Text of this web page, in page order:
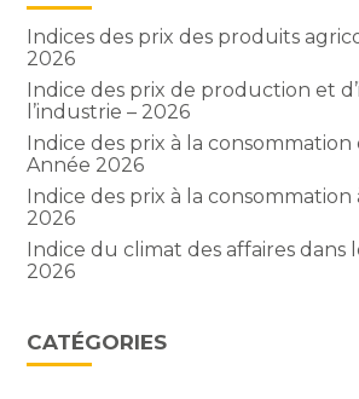
Indices des prix des produits
2026
Indice des prix de production et
l’industrie – 2026
Indice des prix à la
Année 2026
Indice des prix à la consommation
2026
Indice du climat des affaires dans
2026
CATÉGORIES